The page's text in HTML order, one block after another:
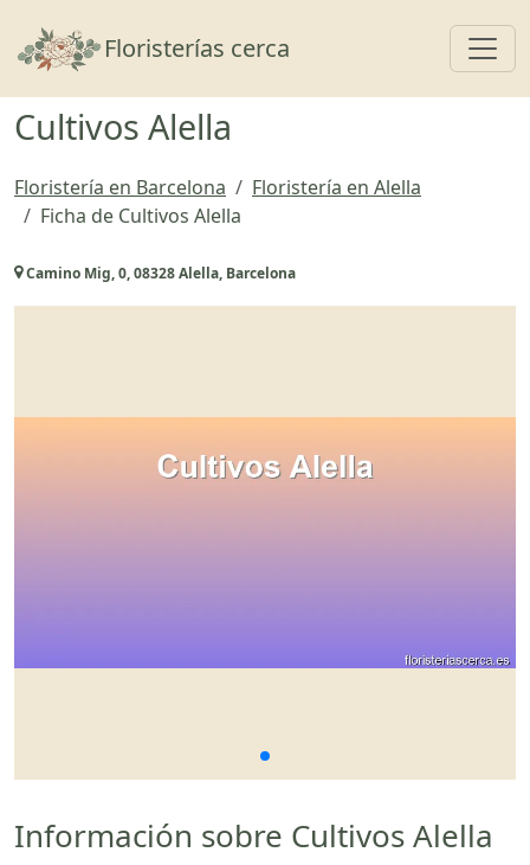
Floristerías cerca
Cultivos Alella
Floristería en Barcelona
Floristería en Alella
Ficha de Cultivos Alella
Camino Mig, 0, 08328 Alella, Barcelona
Información sobre Cultivos Alella